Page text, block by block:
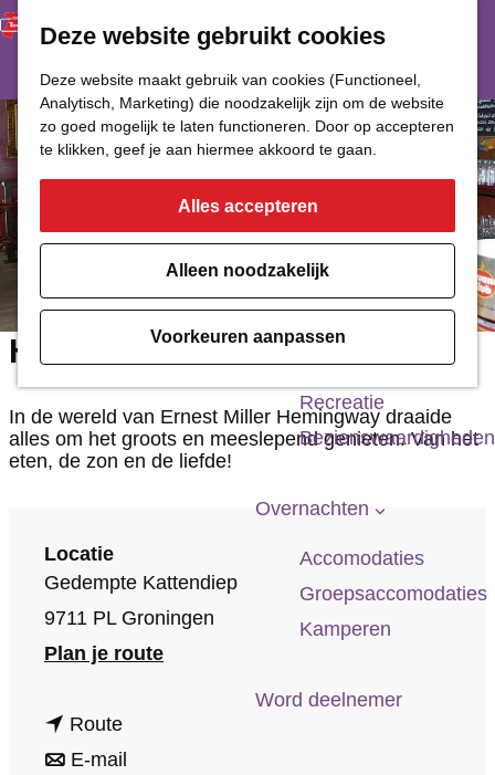
Deze website gebruikt cookies
Deze website maakt gebruik van cookies (Functioneel,
Analytisch, Marketing) die noodzakelijk zijn om de website
zo goed mogelijk te laten functioneren. Door op accepteren
te klikken, geef je aan hiermee akkoord te gaan.
Alles accepteren
Alleen noodzakelijk
Voorkeuren aanpassen
a
n
a
a
r
e
m
e
Restaurant
Eetcafé
Café of Bar
Nachtclub
Cultuur
Bioscoop & Theater
Uitgaan
Monumenten
Musea
Recreatie
Bezienswaardigheden
Overnachten
Accomodaties
Groepsaccomodaties
Kamperen
Word deelnemer
Hemingway's
In de wereld van Ernest Miller Hemingway draaide
alles om het groots en meeslepend genieten. Van het
eten, de zon en de liefde!
Locatie
Gedempte Kattendiep
9711 PL Groningen
Plan je routen
Routen
a
E-mail